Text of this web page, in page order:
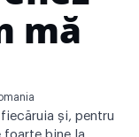
mă
şi, pentru